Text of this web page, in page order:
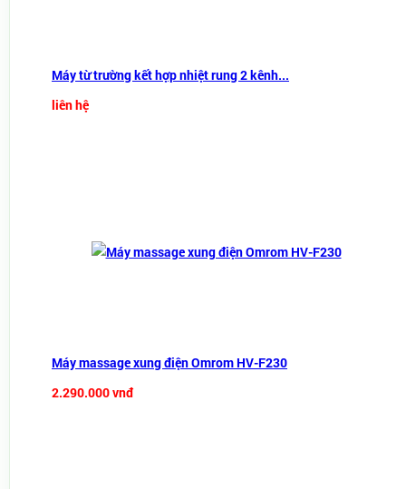
Máy từ trường kết hợp nhiệt rung 2 kênh...
liên hệ
Máy massage xung điện Omrom HV-F230
2.290.000 vnđ